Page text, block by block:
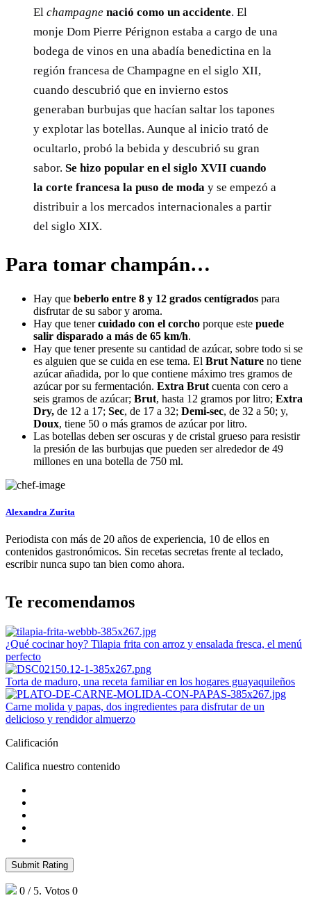
El champagne nació como un accidente. El
monje Dom Pierre Pérignon estaba a cargo de una
bodega de vinos en una abadía benedictina en la
región francesa de Champagne en el siglo XII,
cuando descubrió que en invierno estos
generaban burbujas que hacían saltar los tapones
y explotar las botellas. Aunque al inicio trató de
ocultarlo, probó la bebida y descubrió su gran
sabor. Se hizo popular en el siglo XVII cuando
la corte francesa la puso de moda y se empezó a
distribuir a los mercados internacionales a partir
del siglo XIX.
Para tomar champán…
Hay que beberlo entre 8 y 12 grados centígrados para
disfrutar de su sabor y aroma.
Hay que tenercuidado con el corcho porque este puede
salir disparado a más de 65 km/h.
Hay que tener presente su cantidad de azúcar, sobre todo si se
es alguien que se cuida en ese tema. El Brut Nature no tiene
azúcar añadida, por lo que contiene máximo tres gramos de
azúcar por su fermentación. Extra Brut cuenta con cero a
seis gramos de azúcar; Brut, hasta 12 gramos por litro; Extra
Dry, de 12 a 17; Sec, de 17 a 32; Demi-sec, de 32 a 50; y,
Doux, tiene 50 o más gramos de azúcar por litro.
Las botellas deben ser oscuras y de cristal grueso para resistir
la presión de las burbujas que pueden ser alrededor de 49
millones en una botella de 750 ml.
Alexandra Zurita
Periodista con más de 20 años de experiencia, 10 de ellos en
contenidos gastronómicos. Sin recetas secretas frente al teclado,
escribir nunca supo tan bien como ahora.
Te recomendamos
¿Qué cocinar hoy? Tilapia frita con arroz y ensalada fresca, el menú
perfecto
Torta de maduro, una receta familiar en los hogares guayaquileños
Carne molida y papas, dos ingredientes para disfrutar de un
delicioso y rendidor almuerzo
Calificación
Califica nuestro contenido
Submit Rating
0 / 5. Votos 0